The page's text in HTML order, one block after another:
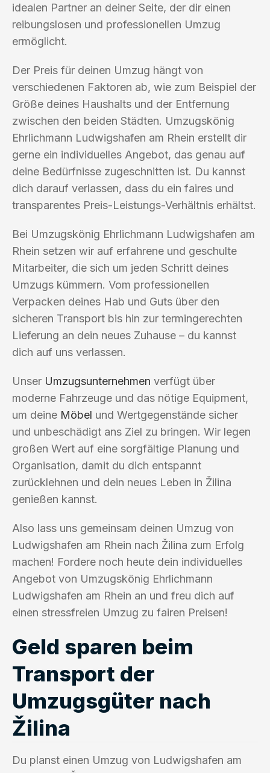
idealen Partner an deiner Seite, der dir einen
reibungslosen und professionellen Umzug
ermöglicht.
Der Preis für deinen Umzug hängt von
verschiedenen Faktoren ab, wie zum Beispiel der
Größe deines Haushalts und der Entfernung
zwischen den beiden Städten. Umzugskönig
Ehrlichmann Ludwigshafen am Rhein erstellt dir
gerne ein individuelles Angebot, das genau auf
deine Bedürfnisse zugeschnitten ist. Du kannst
dich darauf verlassen, dass du ein faires und
transparentes Preis-Leistungs-Verhältnis erhältst.
Bei Umzugskönig Ehrlichmann Ludwigshafen am
Rhein setzen wir auf erfahrene und geschulte
Mitarbeiter, die sich um jeden Schritt deines
Umzugs kümmern. Vom professionellen
Verpacken deines Hab und Guts über den
sicheren Transport bis hin zur termingerechten
Lieferung an dein neues Zuhause – du kannst
dich auf uns verlassen.
Unser Umzugsunternehmen verfügt über
moderne Fahrzeuge und das nötige Equipment,
um deine Möbel und Wertgegenstände sicher
und unbeschädigt ans Ziel zu bringen. Wir legen
großen Wert auf eine sorgfältige Planung und
Organisation, damit du dich entspannt
zurücklehnen und dein neues Leben in Žilina
genießen kannst.
Also lass uns gemeinsam deinen Umzug von
Ludwigshafen am Rhein nach Žilina zum Erfolg
machen! Fordere noch heute dein individuelles
Angebot von Umzugskönig Ehrlichmann
Ludwigshafen am Rhein an und freu dich auf
einen stressfreien Umzug zu fairen Preisen!
Geld sparen beim
Transport der
Umzugsgüter nach
Žilina
Du planst einen Umzug von Ludwigshafen am